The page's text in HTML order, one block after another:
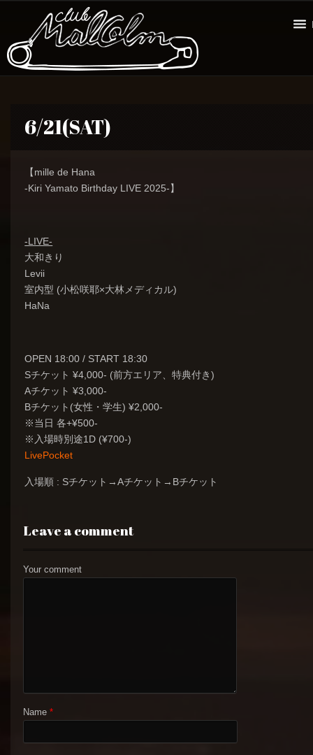
6/21(SAT)
【mille de Hana
-Kiri Yamato Birthday LIVE 2025-】
-LIVE-
大和きり
Levii
室内型 (小松咲耶×大林メディカル)
HaNa
OPEN 18:00 / START 18:30
Sチケット ¥4,000- (前方エリア、特典付き)
Aチケット ¥3,000-
Bチケット(女性・学生) ¥2,000-
※当日 各+¥500-
※入場時別途1D (¥700-)
LivePocket
入場順 : Sチケット→Aチケット→Bチケット
Leave a comment
Your comment
Name *